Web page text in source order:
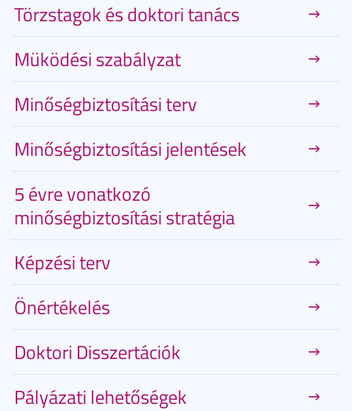
Törzstagok és doktori tanács
Müködési szabályzat
Minőségbiztosítási terv
Minőségbiztosítási jelentések
5 évre vonatkozó
minőségbiztosítási stratégia
Képzési terv
Önértékelés
Doktori Disszertációk
Pályázati lehetőségek